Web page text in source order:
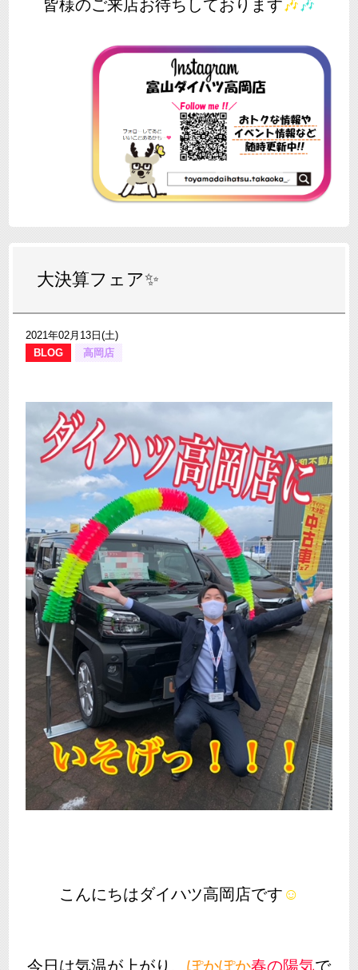
皆様のご来店お待ちしております🎶🎶
大決算フェア✨
2021年02月13日(土)
BLOG
高岡店
こんにちはダイハツ高岡店です ☺
今日は気温が上がり、 ぽかぽか春の陽気で